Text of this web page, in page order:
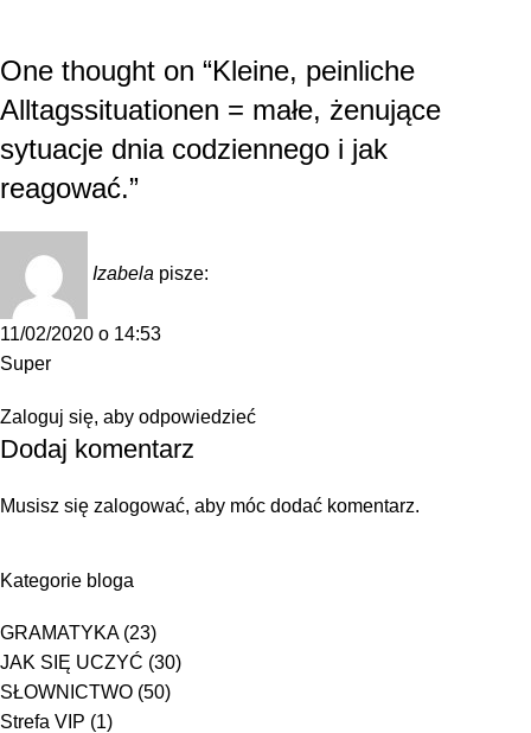
One thought on “Kleine, peinliche
Alltagssituationen = małe, żenujące
sytuacje dnia codziennego i jak
reagować.”
Izabela pisze:
11/02/2020 o 14:53
Super
Zaloguj się, aby odpowiedzieć
Dodaj komentarz
Musisz się zalogować, aby móc dodać komentarz.
Kategorie bloga
GRAMATYKA(23)
JAK SIĘ UCZYĆ (30)
SŁOWNICTWO (50)
Strefa VIP (1)